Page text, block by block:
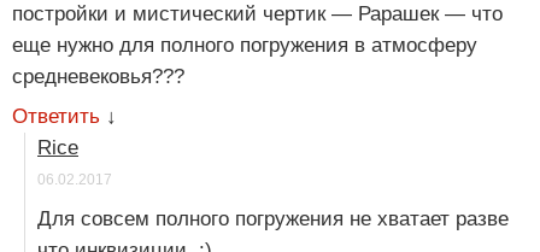
постройки и мистический чертик — Рарашек — что
еще нужно для полного погружения в атмосферу
средневековья???
Ответить ↓
Rice
06.02.2017
Для совсем полного погружения не хватает разве